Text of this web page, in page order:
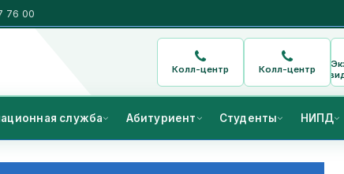
76 00
Колл-центр Колл-центр
служба Абитуриент Студенты НИПД